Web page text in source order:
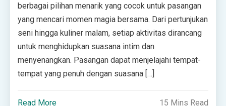
berbagai pilihan menarik yang cocok untuk pasangan
yang mencari momen magia bersama. Dari pertunjukan
seni hingga kuliner malam, setiap aktivitas dirancang
untuk menghidupkan suasana intim dan
menyenangkan. Pasangan dapat menjelajahi tempat-
tempat yang penuh dengan suasana […]
Read More 15 Mins Read